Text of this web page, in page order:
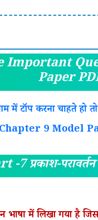
Important
Paper
में टॉप करना चाहते
9 Model
-7 प्रकाश-
भाषा में लिखा गया है